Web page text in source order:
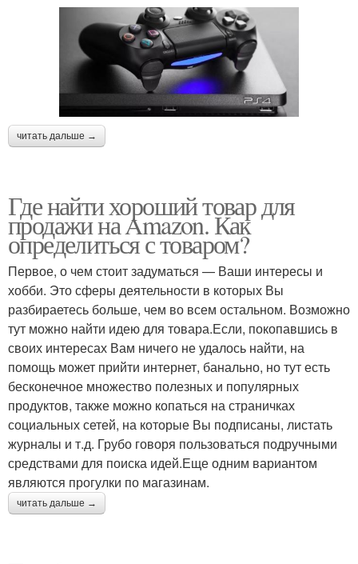
читать дальше →
Где найти хороший товар для
продажи на Amazon. Как
определиться с товаром?
Первое, о чем стоит задуматься — Ваши интересы и
хобби. Это сферы деятельности в которых Вы
разбираетесь больше, чем во всем остальном. Возможно
тут можно найти идею для товара.Если, покопавшись в
своих интересах Вам ничего не удалось найти, на
помощь может прийти интернет, банально, но тут есть
бесконечное множество полезных и популярных
продуктов, также можно копаться на страничках
социальных сетей, на которые Вы подписаны, листать
журналы и т.д. Грубо говоря пользоваться подручными
средствами для поиска идей.Еще одним вариантом
являются прогулки по магазинам.
читать дальше →